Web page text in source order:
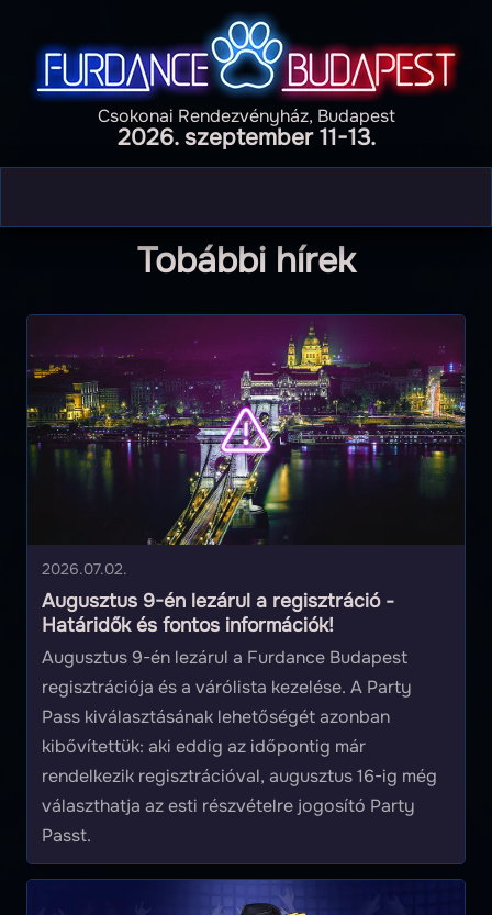
Csokonai Rendezvényház, Budapest
2026. szeptember 11-13.
Tobábbi hírek
2026.07.02.
Augusztus 9-én lezárul a regisztráció -
Határidők és fontos információk!
Augusztus 9-én lezárul a Furdance Budapest
regisztrációja és a várólista kezelése. A Party
Pass kiválasztásának lehetőségét azonban
kibővítettük: aki eddig az időpontig már
rendelkezik regisztrációval, augusztus 16-ig még
választhatja az esti részvételre jogosító Party
Passt.